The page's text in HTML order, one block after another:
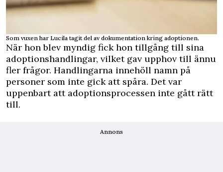
Som vuxen har Lucila tagit del av dokumentation kring adoptionen.
När hon blev myndig fick hon tillgång till sina
adoptionshandlingar, vilket gav upphov till ännu
fler frågor. Handlingarna innehöll namn på
personer som inte gick att spåra. Det var
uppenbart att adoptionsprocessen inte gått rätt
till.
Annons